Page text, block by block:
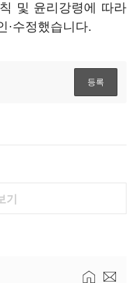
및 윤리강령에 따라
·수정했습니다.
기